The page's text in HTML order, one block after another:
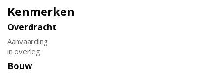
Kenmerken
Overdracht
Aanvaarding
in overleg
Bouw